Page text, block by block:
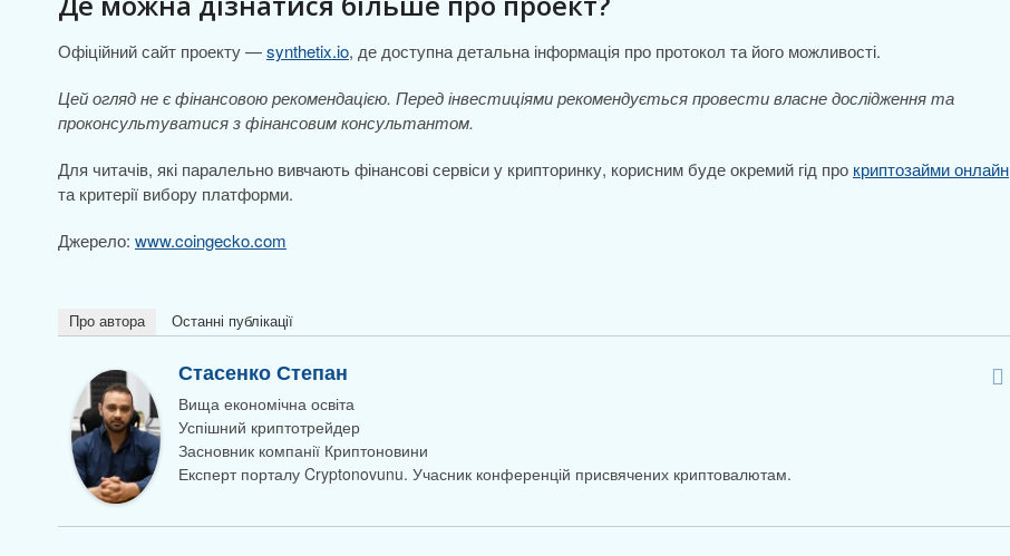
Офіційний сайт проекту —synthetix.io, де доступна детальна інформація про протокол та його можливості.
Цей огляд не є фінансовою рекомендацією. Перед інвестиціями рекомендується провести власне дослідження та
проконсультуватися з фінансовим консультантом.
Для читачів, які паралельно вивчають фінансові сервіси у крипторинку, корисним буде окремий гід про криптозайми онлайн
та критерії вибору платформи.
Джерело: www.coingecko.com
Про автора Останні публікації
Стасенко Степан
Вища економічна освіта
Успішний криптотрейдер
Засновник компанії Криптоновини
Експерт порталу Cryptonovunu. Учасник конференцій присвячених криптовалютам.